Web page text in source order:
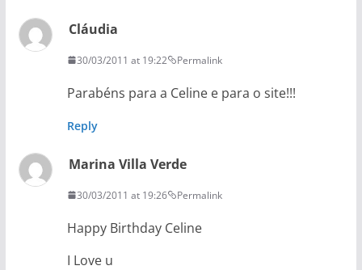
Cláudia
30/03/2011 at 19:22 Permalink
Parabéns para a Celine e para o site!!!
Reply
Marina Villa Verde
30/03/2011 at 19:26 Permalink
Happy Birthday Celine
I Love u